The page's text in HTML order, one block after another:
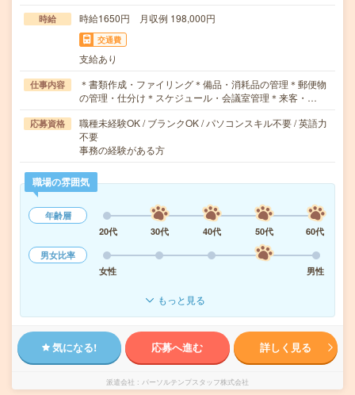
時給 時給1650円 月収例 198,000円
交通費
支給あり
仕事内容
＊書類作成・ファイリング＊備品・消耗品の管理＊郵便物
の管理・仕分け＊スケジュール・会議室管理＊来客・…
応募資格
職種未経験OK / ブランクOK / パソコンスキル不要 / 英語力
不要
事務の経験がある方
職場の雰囲気
年齢層
20代
30代 40代 50代
60代
男女比率
女性
男性
もっと見る
気になる! 応募へ進む 詳しく見る
派遣会社 パーソルテンプスタッフ株式会社